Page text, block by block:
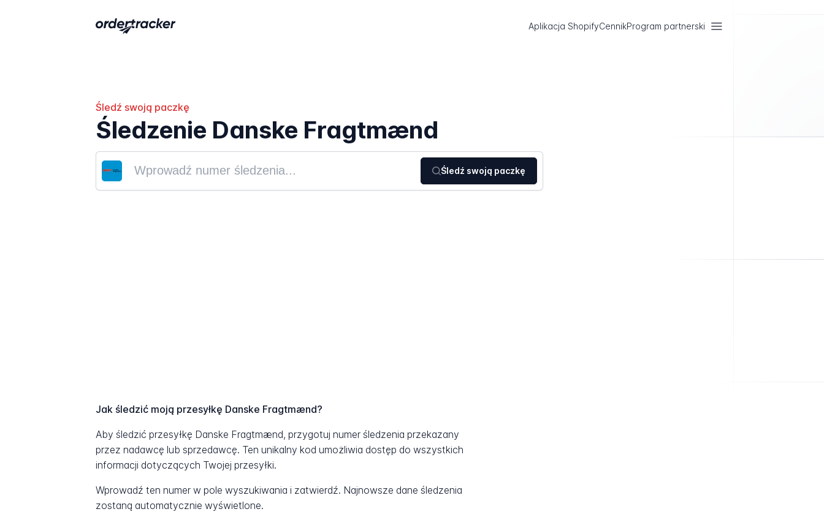
Aplikacja ShopifyCennikProgram partnerski
Śledź swoją paczkę
Śledzenie Danske Fragtmænd
Śledź swoją paczkę
Jak śledzić moją przesyłkę Danske Fragtmænd?
Aby śledzić przesyłkę Danske Fragtmænd, przygotuj numer śledzenia przekazany
przez nadawcę lub sprzedawcę. Ten unikalny kod umożliwia dostęp do wszystkich
informacji dotyczących Twojej przesyłki.
Wprowadź ten numer w pole wyszukiwania i zatwierdź. Najnowsze dane śledzenia
zostaną automatycznie wyświetlone.